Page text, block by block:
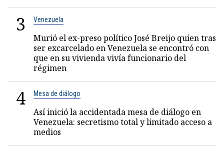
3 Venezuela
Murió el ex-preso político José Breijo quien tras
ser excarcelado en Venezuela se encontró con
que en su vivienda vivía funcionario del
régimen
4 Mesa de diálogo
Así inició la accidentada mesa de diálogo en
Venezuela: secretismo total y limitado acceso a
medios